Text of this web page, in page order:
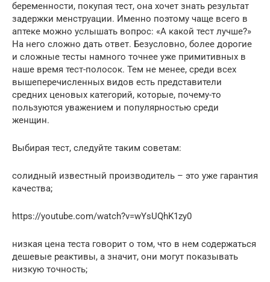
беременности, покупая тест, она хочет знать результат
задержки менструации. Именно поэтому чаще всего в
аптеке можно услышать вопрос: «А какой тест лучше?»
На него сложно дать ответ. Безусловно, более дорогие
и сложные тесты намного точнее уже примитивных в
наше время тест-полосок. Тем не менее, среди всех
вышеперечисленных видов есть представители
средних ценовых категорий, которые, почему-то
пользуются уважением и популярностью среди
женщин.
Выбирая тест, следуйте таким советам:
солидный известный производитель – это уже гарантия
качества;
https://youtube.com/watch?v=wYsUQhK1zy0
низкая цена теста говорит о том, что в нем содержаться
дешевые реактивы, а значит, они могут показывать
низкую точность;